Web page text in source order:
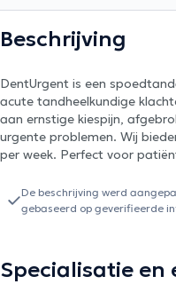
Beschrijving
DentUrgent is een
acute tandheelkundige
aan ernstige kiespijn,
urgente problemen. Wij
per week. Perfect voor
De beschrijving werd
gebaseerd op geverifieerde
Specialisatie en